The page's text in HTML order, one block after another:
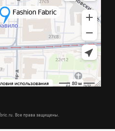
Все права защищены.